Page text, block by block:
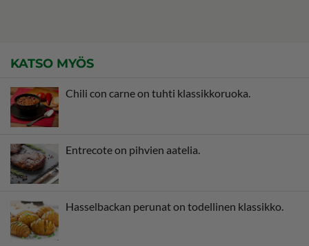
KATSO MYÖS
Chili con carne on tuhti klassikkoruoka.
Entrecote on pihvien aatelia.
Hasselbackan perunat on todellinen klassikko.